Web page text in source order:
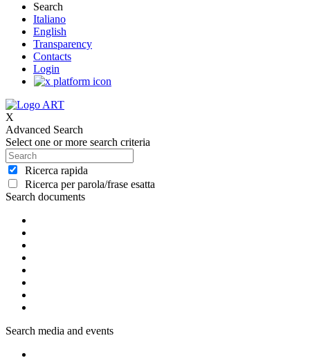
Search
Italiano
English
Transparency
Contacts
Login
X
Advanced Search
Select one or more search criteria
Ricerca rapida
Ricerca per parola/frase esatta
Search documents
Search media and events